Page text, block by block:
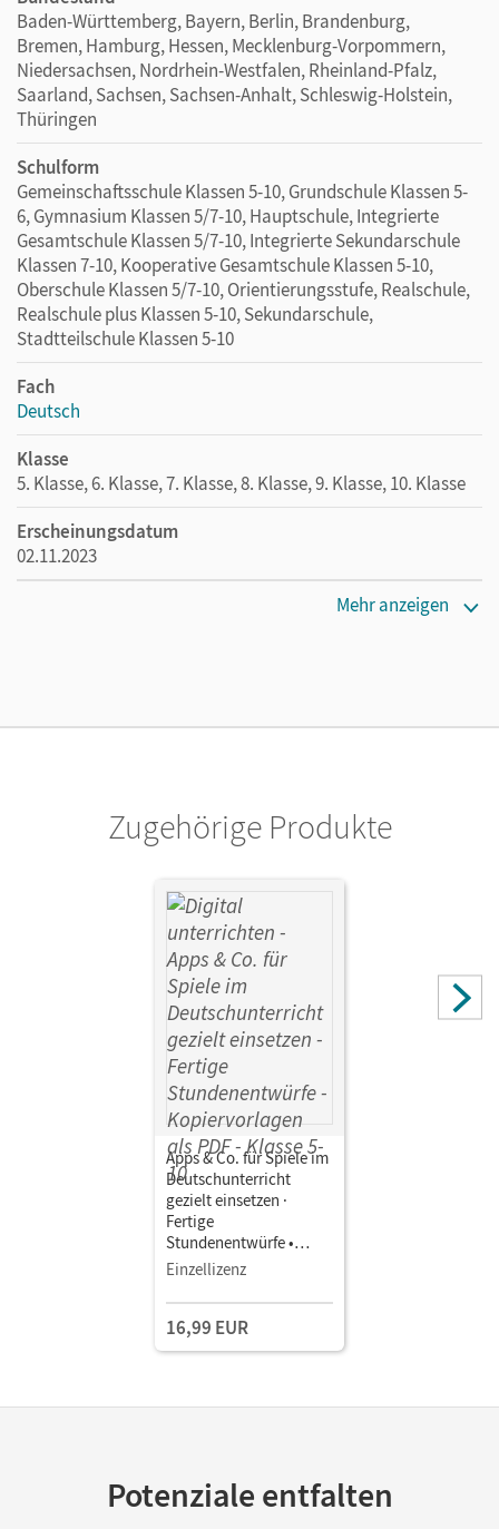
Baden-Württemberg, Bayern, Berlin, Brandenburg,
Bremen, Hamburg, Hessen, Mecklenburg-Vorpommern,
Niedersachsen, Nordrhein-Westfalen, Rheinland-Pfalz,
Saarland, Sachsen, Sachsen-Anhalt, Schleswig-Holstein,
Thüringen
Schulform
Gemeinschaftsschule Klassen 5-10, Grundschule Klassen 5-
6, Gymnasium Klassen 5/7-10, Hauptschule, Integrierte
Gesamtschule Klassen 5/7-10, Integrierte Sekundarschule
Klassen 7-10, Kooperative Gesamtschule Klassen 5-10,
Oberschule Klassen 5/7-10, Orientierungsstufe, Realschule,
Realschule plus Klassen 5-10, Sekundarschule,
Stadtteilschule Klassen 5-10
Fach
Deutsch
Klasse
5. Klasse, 6. Klasse, 7. Klasse, 8. Klasse, 9. Klasse, 10. Klasse
Erscheinungsdatum
02.11.2023
Mehr anzeigen
Zugehörige Produkte
Apps & Co. für Spiele im
Deutschunterricht
gezielt einsetzen ·
Fertige
Stundenentwürfe •
Digital unterrichten
Kopiervorlagen als PDF
Einzellizenz
16,99 EUR
Potenziale entfalten